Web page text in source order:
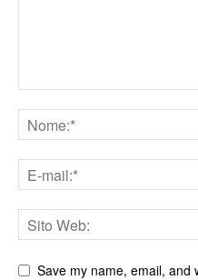
Save my name, email, and